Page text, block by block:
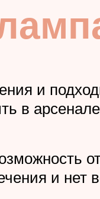
и
в
и